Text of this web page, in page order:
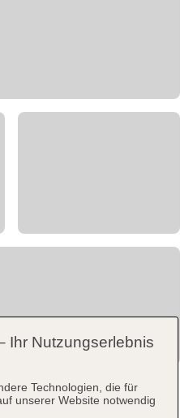
Ihr Nutzungserlebnis
Technologien, die für
unserer Website notwendig